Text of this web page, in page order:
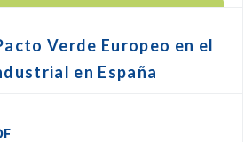
Verde Europeo en el
en España